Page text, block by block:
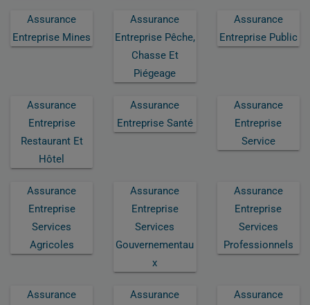
Assurance
Entreprise Mines
Assurance
Entreprise Pêche,
Chasse Et
Piégeage
Assurance
Entreprise Public
Assurance
Entreprise
Restaurant Et
Hôtel
Assurance
Entreprise Santé
Assurance
Entreprise
Service
Assurance
Entreprise
Services
Agricoles
Assurance
Entreprise
Services
Gouvernementau
X
Assurance
Entreprise
Services
Professionnels
Assurance
Assurance
Assurance